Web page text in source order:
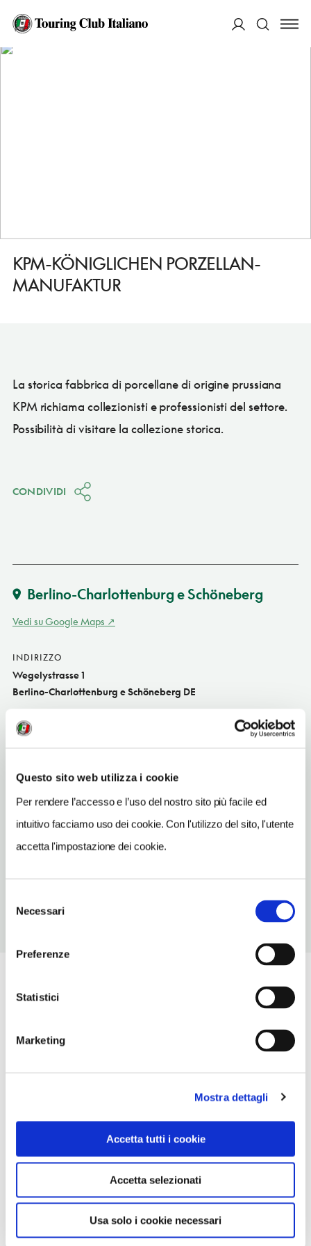
Questo sito web utilizza i cookie
Per rendere l’accesso e l’uso del nostro sito più facile ed
intuitivo facciamo uso dei cookie. Con l'utilizzo del sito, l'utente
accetta l'impostazione dei cookie.
delNecessari
Preferenze
Statistici
Marketing
Mostra dettagli
Accetta tutti i cookie
Accetta selezionati
Usa solo i cookie necessari
HOME
FARE
KPM-KÖNIGLICHEN PORZELLAN-MANUFAKTUR
KPM-KÖNIGLICHEN PORZELLAN-
MANUFAKTUR
La storica fabbrica di porcellane di origine prussiana
KPM richiama collezionisti e professionisti del settore.
Possibilità di visitare la collezione storica.
CONDIVIDI
Berlino-Charlottenburg e Schöneberg
Vedi su Google Maps
INDIRIZZO
Wegelystrasse 1
Berlino-Charlottenburg e Schöneberg DE
SITO WEB
www.kpm-berlin.com
info@kpm-berlin.de
3039009215